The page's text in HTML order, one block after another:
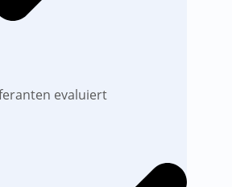
evaluiert